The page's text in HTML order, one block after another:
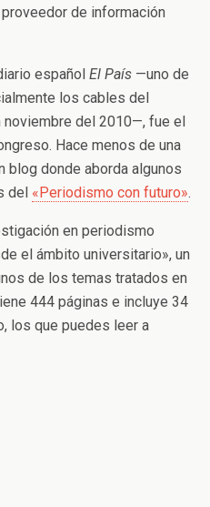
de información
español El País —uno de
los cables del
noviembre del 2010—, fue el
Hace menos de una
blog donde aborda algunos
del «Periodismo con futuro».
en periodismo
el ámbito universitario», un
de los temas tratados en
444 páginas e incluye 34
los que puedes leer a